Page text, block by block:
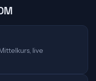
live